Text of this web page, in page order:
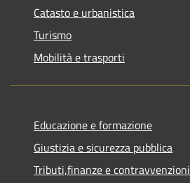
Catasto e urbanistica
Turismo
Mobilità e trasporti
Educazione e formazione
Giustizia e sicurezza pubblica
Tributi,finanze e contravvenzioni